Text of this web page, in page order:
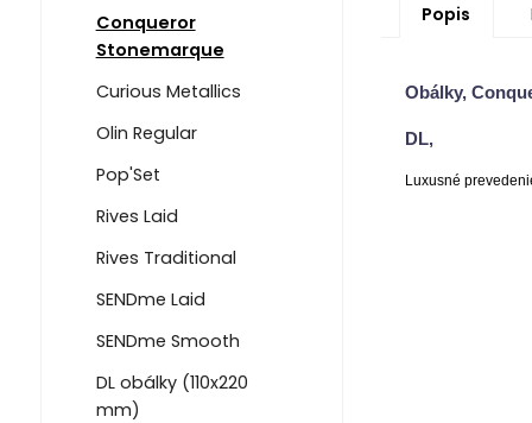
Conqueror
Stonemarque
Curious Metallics
Olin Regular
Pop'Set
Rives Laid
Rives Traditional
SENDme Laid
SENDme Smooth
DL obálky (110x220
mm)
Popis
Obálky,
DL,
Luxusné